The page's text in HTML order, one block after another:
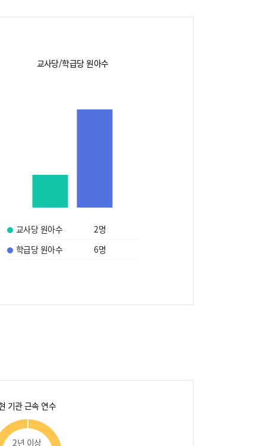
교사당/학급당 원아수
교사당 원아수 2명
학급당 원아수
6명
기관 근속 연수
2년 이상